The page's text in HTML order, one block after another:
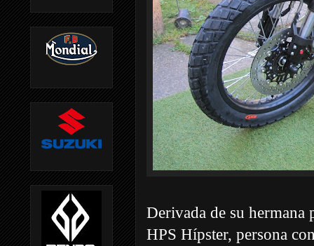
Derivada de su hermana
HPS Hípster, persona